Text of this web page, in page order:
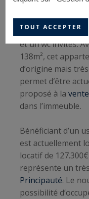
équipée avec
desservant 2
également une
et un wc invités.
138m², cet
d’origine mais
permet d’être
proposé à la vente
dans l’immeuble.
Bénéficiant d’un
est actuellement
locatif de
représente un
Principauté. Le
possibilité
TOUT ACCEPTER